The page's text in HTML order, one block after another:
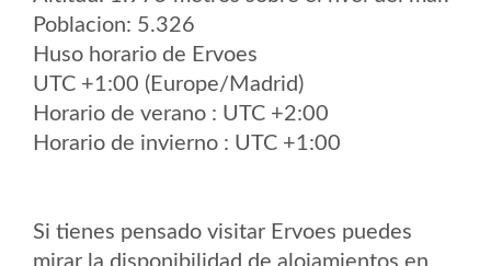
Poblacion: 5.326
Huso horario de Ervoes
UTC +1:00 (Europe/Madrid)
Horario de verano : UTC +2:00
Horario de invierno : UTC +1:00
Si tienes pensado visitar Ervoes puedes
mirar la disponibilidad de alojamientos en